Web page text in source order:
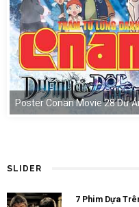
Poster Conan Movie 28 Dư
SLIDER
7 Phim Dựa